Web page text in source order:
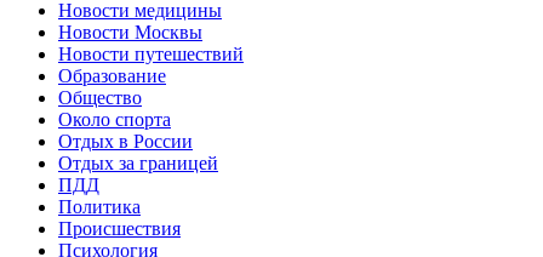
Новости медицины
Новости Москвы
Новости путешествий
Образование
Общество
Около спорта
Отдых в России
Отдых за границей
ПДД
Политика
Происшествия
Психология